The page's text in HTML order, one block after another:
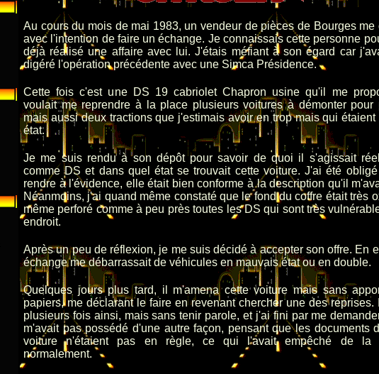
Au cours du mois de mai 1983, un vendeur de pièces de Bourges me
avec l'intention de faire un échange. Je connaissais cette personne
déjà réalisé une affaire avec lui. J'étais méfiant à son égard car
digéré l'opération précédente avec une Simca Présidence.
Cette fois c'est une DS 19 cabriolet Chapron usine qu'il me
voulait me reprendre à la place plusieurs voitures à démonter pour
mais aussi deux tractions que j'estimais avoir en trop mais qui étaient
état.
Je me suis rendu à son dépôt pour savoir de quoi il s'agissait
comme DS et dans quel état se trouvait cette voiture. J'ai été
rendre à l'évidence, elle était bien conforme à la description qu'il
Néanmoins, j'ai quand même constaté que le fond du coffre était très
même perforé comme à peu près toutes les DS qui sont très
endroit.
Après un peu de réflexion, je me suis décidé à accepter son offre. En
échange me débarrassait de véhicules en mauvais état ou en double.
Quelques jours plus tard, il m'amena cette voiture mais sans
papiers, me déclarant le faire en revenant chercher une des reprises.
plusieurs fois ainsi, mais sans tenir parole, et j'ai fini par me
m'avait pas possédé d'une autre façon, pensant que les documents
voiture n'étaient pas en règle, ce qui l'avait empêché de la
normalement.